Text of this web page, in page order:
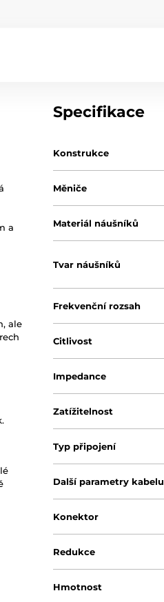
a
ale
Specifikace
Konstrukce
Měniče
Materiál náušníků
Tvar náušníků
Frekvenční rozsah
Citlivost
Impedance
Zatížitelnost
Typ připojení
Další parametry kabelu
Konektor
Redukce
Hmotnost